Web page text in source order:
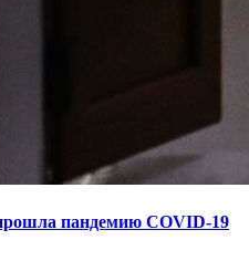
пандемию COVID-19